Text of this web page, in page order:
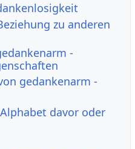
zu anderen
-
gedankenarm -
davor oder